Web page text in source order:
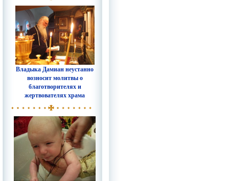
Владыка Дамиан неустанно
возносит молитвы о
благотворителях и
жертвователях храма